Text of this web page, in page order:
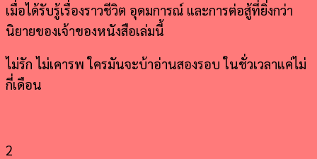
เมื่อได้รับรู้เรื่องราวชีวิต อุดมการณ์ และการต่อสู้ที่ยิ่งกว่า
นิยายของเจ้าของหนังสือเล่มนี้
ไม่รัก ไม่เคารพ ใครมันจะบ้าอ่านสองรอบ ในชั่วเวลาแค่ไม่
กี่เดือน
2